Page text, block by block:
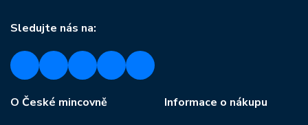
Sledujte nás na:
O České mincovně Informace o nákupu